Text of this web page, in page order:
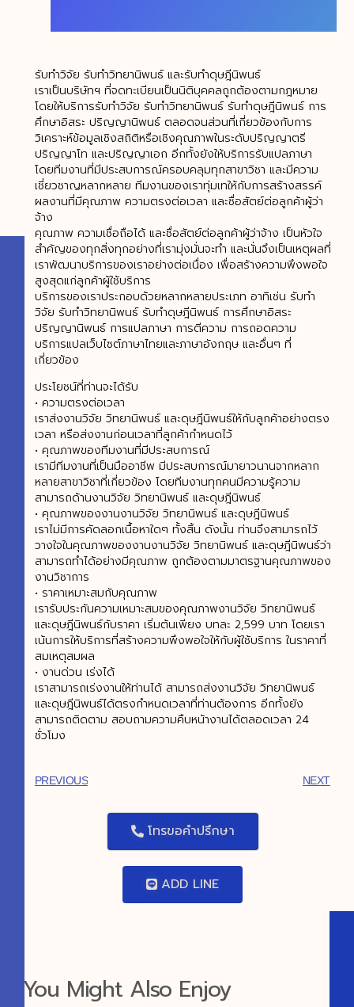
รับทำวิจัย รับทำวิทยานิพนธ์ และรับทำดุษฎีนิพนธ์
เราเป็นบริษัทฯ ที่จดทะเบียนเป็นนิติบุคคลถูกต้องตามกฎหมาย
โดยให้บริการรับทำวิจัย รับทำวิทยานิพนธ์ รับทำดุษฎีนิพนธ์ การ
ศึกษาอิสระ ปริญญานิพนธ์ ตลอดจนส่วนที่เกี่ยวข้องกับการ
วิเคราะห์ข้อมูลเชิงสถิติหรือเชิงคุณภาพในระดับปริญญาตรี
ปริญญาโท และปริญญาเอก อีกทั้งยังให้บริการรับแปลภาษา
โดยทีมงานที่มีประสบการณ์ครอบคลุมทุกสาขาวิชา และมีความ
เชี่ยวชาญหลากหลาย ทีมงานของเราทุ่มเทให้กับการสร้างสรรค์
ผลงานที่มีคุณภาพ ความตรงต่อเวลา และซื่อสัตย์ต่อลูกค้าผู้ว่า
จ้าง
คุณภาพ ความเชื่อถือได้ และซื่อสัตย์ต่อลูกค้าผู้ว่าจ้าง เป็นหัวใจ
สำคัญของทุกสิ่งทุกอย่างที่เรามุ่งมั่นจะทำ และนั่นจึงเป็นเหตุผลที่
เราพัฒนาบริการของเราอย่างต่อเนื่อง เพื่อสร้างความพึงพอใจ
สูงสุดแก่ลูกค้าผู้ใช้บริการ
บริการของเราประกอบด้วยหลากหลายประเภท อาทิเช่น รับทำ
วิจัย รับทำวิทยานิพนธ์ รับทำดุษฎีนิพนธ์ การศึกษาอิสระ
ปริญญานิพนธ์ การแปลภาษา การตีความ การถอดความ
บริการแปลเว็บไซต์ภาษาไทยและภาษาอังกฤษ และอื่นๆ ที่
เกี่ยวข้อง
ประโยชน์ที่ท่านจะได้รับ
• ความตรงต่อเวลา
เราส่งงานวิจัย วิทยานิพนธ์ และดุษฎีนิพนธ์ให้กับลูกค้าอย่างตรง
เวลา หรือส่งงานก่อนเวลาที่ลูกค้ากำหนดไว้
• คุณภาพของทีมงานที่มีประสบการณ์
เรามีทีมงานที่เป็นมืออาชีพ มีประสบการณ์มายาวนานจากหลาก
หลายสาขาวิชาที่เกี่ยวข้อง โดยทีมงานทุกคนมีความรู้ความ
สามารถด้านงานวิจัย วิทยานิพนธ์ และดุษฎีนิพนธ์
• คุณภาพของงานงานวิจัย วิทยานิพนธ์ และดุษฎีนิพนธ์
เราไม่มีการคัดลอกเนื้อหาใดๆ ทั้งสิ้น ดังนั้น ท่านจึงสามารถไว้
วางใจในคุณภาพของงานงานวิจัย วิทยานิพนธ์ และดุษฎีนิพนธ์ว่า
สามารถทำได้อย่างมีคุณภาพ ถูกต้องตามมาตรฐานคุณภาพของ
งานวิชาการ
• ราคาเหมาะสมกับคุณภาพ
เรารับประกันความเหมาะสมของคุณภาพงานวิจัย วิทยานิพนธ์
และดุษฎีนิพนธ์กับราคา เริ่มต้นเพียง บทละ 2,599 บาท โดยเรา
เน้นการให้บริการที่สร้างความพึงพอใจให้กับผู้ใช้บริการ ในราคาที่
สมเหตุสมผล
• งานด่วน เร่งได้
เราสามารถเร่งงานให้ท่านได้ สามารถส่งงานวิจัย วิทยานิพนธ์
และดุษฎีนิพนธ์ได้ตรงกำหนดเวลาที่ท่านต้องการ อีกทั้งยัง
สามารถติดตาม สอบถามความคืบหน้างานได้ตลอดเวลา 24
ชั่วโมง
PREVIOUS NEXT
โทรขอคำปรึกษา
ADD LINE
You Might Also Enjoy